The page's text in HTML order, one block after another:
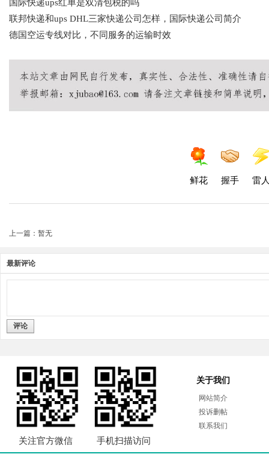
国际快递ups红单是双清包税的吗
联邦快递和ups DHL三家快递公司怎样，国际快递公司简介
德国空运专线对比，不同服务的运输时效
鲜花 握手 雷
上一篇：暂无
最新评论
评论
关注官方微信 手机扫描访问
关于我们
网站简介
投诉删帖
联系我们